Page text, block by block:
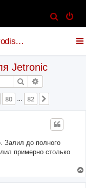
e
Microdisplay
Jetronic
Search
80 82
Залил до полного
примерно столько